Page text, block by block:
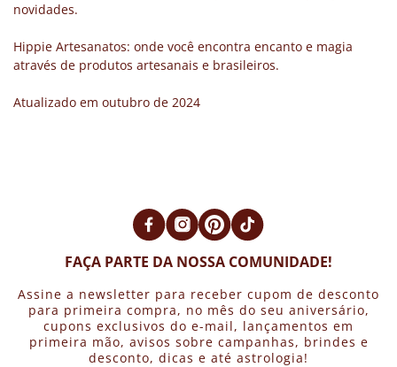
novidades.
Hippie Artesanatos: onde você encontra encanto e magia
através de produtos artesanais e brasileiros.
Atualizado em outubro de 2024
FAÇA PARTE DA NOSSA COMUNIDADE!
Assine a newsletter para receber cupom de desconto
para primeira compra, no mês do seu aniversário,
cupons exclusivos do e-mail, lançamentos em
primeira mão, avisos sobre campanhas, brindes e
desconto, dicas e até astrologia!